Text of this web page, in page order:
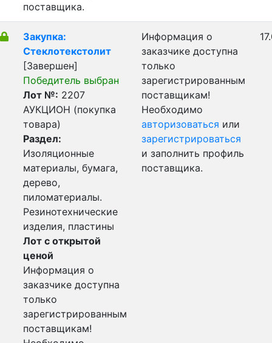
поставщика.
Закупка:
Стеклотекстолит
[Завершен]
Победитель выбран
Лот №: 2207
АУКЦИОН (покупка
товара)
Раздел:
Изоляционные
материалы, бумага,
дерево,
пиломатериалы.
Резинотехнические
изделия, пластины
Лот с открытой
ценой
Информация о
заказчике доступна
только
зарегистрированным
поставщикам!
Информация о
заказчике доступна
только
зарегистрированным
поставщикам!
Необходимо
авторизоваться или
зарегистрироваться
и заполнить профиль
поставщика.